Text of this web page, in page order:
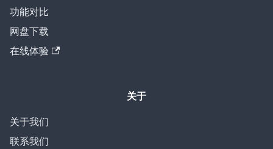
功能对比
网盘下载
在线体验
关于
关于我们
联系我们